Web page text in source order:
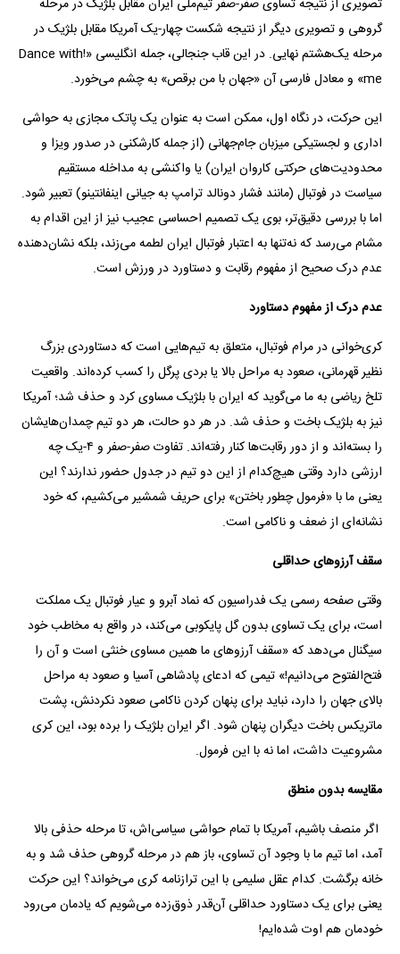
گروهی و تصویری دیگر از نتیجه شکست چهار-یک آمریکا مقابل بلژیک در
مرحله یک‌هشتم نهایی. در این قاب جنجالی، جمله انگلیسی «!Dance with
me» و معادل فارسی آن «جهان با من برقص» به چشم می‌خورد.
این حرکت، در نگاه اول، ممکن است به عنوان یک پاتک مجازی به حواشی
اداری و لجستیکی میزبان جام‌جهانی (از جمله کارشکنی در صدور ویزا و
محدودیت‌های حرکتی کاروان ایران) یا واکنشی به مداخله مستقیم
سیاست در فوتبال (مانند فشار دونالد ترامپ به جیانی اینفانتینو) تعبیر شود.
اما با بررسی دقیق‌تر، بوی یک تصمیم احساسی عجیب نیز از این اقدام به
مشام می‌رسد که نه‌تنها به اعتبار فوتبال ایران لطمه می‌زند، بلکه نشان‌دهنده
عدم درک صحیح از مفهوم رقابت و دستاورد در ورزش است.
عدم درک از مفهوم دستاورد
کری‌خوانی در مرام فوتبال، متعلق به تیم‌هایی است که دستاوردی بزرگ
نظیر قهرمانی، صعود به مراحل بالا یا بردی پرگل را کسب کرده‌اند. واقعیت
تلخ ریاضی به ما می‌گوید که ایران با بلژیک مساوی کرد و حذف شد؛ آمریکا
نیز به بلژیک باخت و حذف شد. در هر دو حالت، هر دو تیم چمدان‌هایشان
را بسته‌اند و از دور رقابت‌ها کنار رفته‌اند. تفاوت صفر-صفر و ۴-یک چه
ارزشی دارد وقتی هیچ‌کدام از این دو تیم در جدول حضور ندارند؟ این
یعنی ما با «فرمول چطور باختن» برای حریف شمشیر می‌کشیم، که خود
نشانه‌ای از ضعف و ناکامی است.
سقف آرزوهای حداقلی
وقتی صفحه رسمی یک فدراسیون که نماد آبرو و عیار فوتبال یک مملکت
است، برای یک تساوی بدون گل پایکوبی می‌کند، در واقع به مخاطب خود
سیگنال می‌دهد که «سقف آرزوهای ما همین مساوی خنثی است و آن را
فتح‌الفتوح می‌دانیم!» تیمی که ادعای پادشاهی آسیا و صعود به مراحل
بالای جهان را دارد، نباید برای پنهان کردن ناکامی صعود نکردنش، پشت
ماتریکس باخت دیگران پنهان شود. اگر ایران بلژیک را برده بود، این کری
مشروعیت داشت، اما نه با این فرمول.
مقایسه بدون منطق
اگر منصف باشیم، آمریکا با تمام حواشی سیاسی‌اش، تا مرحله حذفی بالا
آمد، اما تیم ما با وجود آن تساوی، باز هم در مرحله گروهی حذف شد و به
خانه برگشت. کدام عقل سلیمی با این ترازنامه کری می‌خواند؟ این حرکت
یعنی برای یک دستاورد حداقلی آن‌قدر ذوق‌زده می‌شویم که یادمان می‌رود
خودمان هم اوت شده‌ایم!